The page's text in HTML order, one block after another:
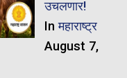
उचलणार!
Inमहाराष्ट्र
August 7,